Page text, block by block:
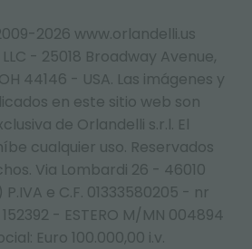
2026 www.orlandelli.us
- 25018 Broadway Avenue,
44146 - USA. Las imágenes y
en este sitio web son
de Orlandelli s.r.l. El
cualquier uso. Reservados
Via Lombardi 26 - 46010
e C.F. 01333580205 - nr
- ESTERO M/MN 004894
Euro 100.000,00 i.v.